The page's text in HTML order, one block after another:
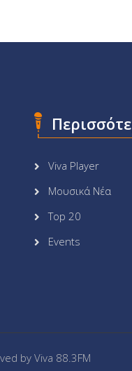
Viva Player
Μουσικά Νέα
Top 20
Events
by Viva 88.3FM